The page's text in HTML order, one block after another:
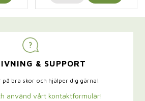
& SUPPORT
på bra skor och hjälper dig gärna!
använd vårt kontaktformulär!